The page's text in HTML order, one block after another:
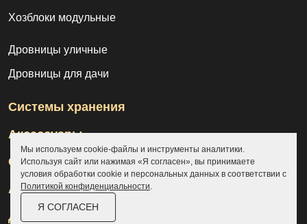
Хозблоки модульные
Дровницы уличные
Дровницы для дачи
Системы хранения
Аксессуары
Склады
Ангары
Дровницы
Мы используем cookie-файлы и инструменты аналитики.
Используя сайт или нажимая «Я согласен», вы принимаете
условия обработки cookie и персональных данных в соответствии с
Политикой конфиденциальности.
Я СОГЛАСЕН